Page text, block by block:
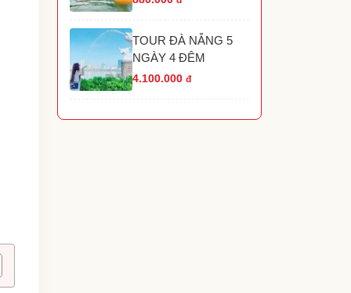
TOUR ĐÀ NẴNG 5
NGÀY 4 ĐÊM
4.100.000 đ